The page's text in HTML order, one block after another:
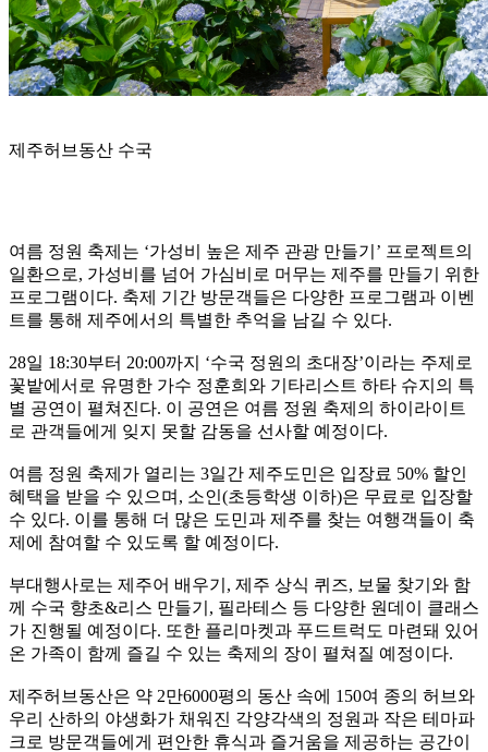
제주허브동산 수국
여름 정원 축제는 ‘가성비 높은 제주 관광 만들기’ 프로젝트의
일환으로, 가성비를 넘어 가심비로 머무는 제주를 만들기 위한
프로그램이다. 축제 기간 방문객들은 다양한 프로그램과 이벤
트를 통해 제주에서의 특별한 추억을 남길 수 있다.
28일 18:30부터 20:00까지 ‘수국 정원의 초대장’이라는 주제로
꽃밭에서로 유명한 가수 정훈희와 기타리스트 하타 슈지의 특
별 공연이 펼쳐진다. 이 공연은 여름 정원 축제의 하이라이트
로 관객들에게 잊지 못할 감동을 선사할 예정이다.
여름 정원 축제가 열리는 3일간 제주도민은 입장료 50% 할인
혜택을 받을 수 있으며, 소인(초등학생 이하)은 무료로 입장할
수 있다. 이를 통해 더 많은 도민과 제주를 찾는 여행객들이 축
제에 참여할 수 있도록 할 예정이다.
부대행사로는 제주어 배우기, 제주 상식 퀴즈, 보물 찾기와 함
께 수국 향초&리스 만들기, 필라테스 등 다양한 원데이 클래스
가 진행될 예정이다. 또한 플리마켓과 푸드트럭도 마련돼 있어
온 가족이 함께 즐길 수 있는 축제의 장이 펼쳐질 예정이다.
제주허브동산은 약 2만6000평의 동산 속에 150여 종의 허브와
우리 산하의 야생화가 채워진 각양각색의 정원과 작은 테마파
크로 방문객들에게 편안한 휴식과 즐거움을 제공하는 공간이